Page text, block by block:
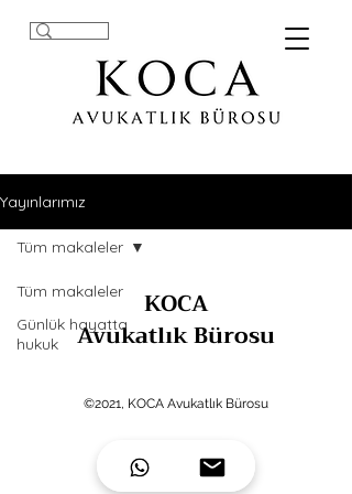
Yayınlarımız
Tüm makaleler
Günlük hayatta
hukuk
Tüm makaleler
KOCA
Avukatlık Bürosu
©2021, KOCA Avukatlık Bürosu